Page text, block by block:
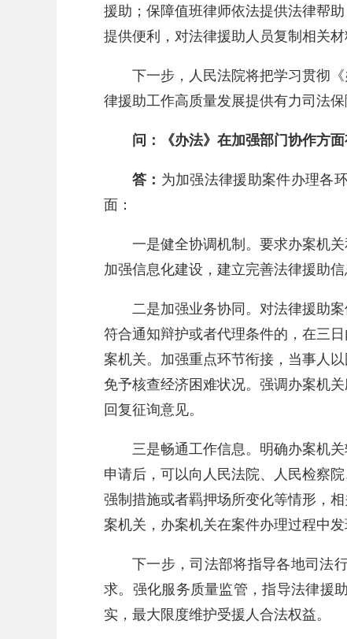
援助；保障值班律师依法提供法律帮
提供便利，对法律援助人员复制相关
下一步，人民法院将把学习贯彻
律援助工作高质量发展提供有力司法保
问：《办法》在加强部门协作方
答： 为加强法律援助案件办理各
面：
一是健全协调机制。要求办案机
加强信息化建设，建立完善法律援助
二是加强业务协同。对法律援助
符合通知辩护或者代理条件的，在三
案机关。加强重点环节衔接，当事人
免予核查经济困难状况。强调办案机
回复征询意见。
三是畅通工作信息。明确办案机
申请后，可以向人民法院、人民检察
强制措施或者羁押场所变化等情形，
案机关，办案机关在案件办理过程中
下一步，司法部将指导各地司法
求。强化服务质量监管，指导法律援
实，最大限度维护受援人合法权益。